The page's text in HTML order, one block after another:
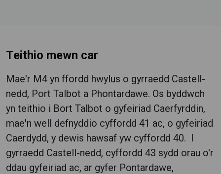
Teithio mewn car
Mae'r M4 yn ffordd hwylus o gyrraedd Castell-
nedd, Port Talbot a Phontardawe. Os byddwch
yn teithio i Bort Talbot o gyfeiriad Caerfyrddin,
mae'n well defnyddio cyffordd 41 ac, o gyfeiriad
Caerdydd, y dewis hawsaf yw cyffordd 40. I
gyrraedd Castell-nedd, cyffordd 43 sydd orau o'r
ddau gyfeiriad ac, ar gyfer Pontardawe,